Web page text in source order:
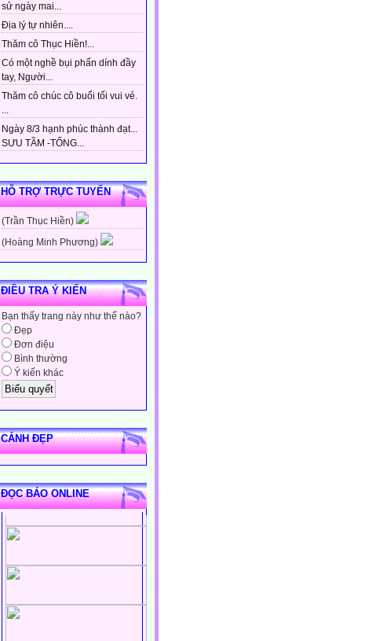
sử ngày mai...
Địa lý tự nhiên....
Thăm cô Thục Hiền!...
Có một nghề bụi phấn dính đầy
tay, Người...
Thăm cô chúc cô buổi tối vui vẻ.
...
Ngày 8/3 hạnh phúc thành đạt...
SƯU TẦM -TỔNG...
HỖ TRỢ TRỰC TUYẾN
(Trần Thục Hiền)
(Hoàng Minh Phương)
ĐIỀU TRA Ý KIẾN
Bạn thấy trang này như thế nào?
Đẹp
Đơn điệu
Bình thường
Ý kiến khác
CẢNH ĐẸP
ĐỌC BÁO ONLINE